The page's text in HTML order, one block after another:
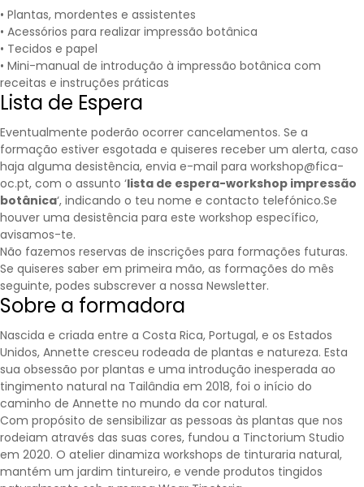
• Plantas, mordentes e assistentes
• Acessórios para realizar impressão botânica
• Tecidos e papel
• Mini-manual de introdução à impressão botânica com
receitas e instruções práticas
Lista de Espera
Eventualmente poderão ocorrer cancelamentos. Se a
formação estiver esgotada e quiseres receber um alerta, caso
haja alguma desistência, envia e-mail para workshop@fica-
oc.pt, com o assunto ‘lista de espera-workshop impressão
botânica‘, indicando o teu nome e contacto telefónico.Se
houver uma desistência para este workshop específico,
avisamos-te.
Não fazemos reservas de inscrições para formações futuras.
Se quiseres saber em primeira mão, as formações do mês
seguinte, podes subscrever a nossa Newsletter.
Sobre a formadora
Nascida e criada entre a Costa Rica, Portugal, e os Estados
Unidos, Annette cresceu rodeada de plantas e natureza. Esta
sua obsessão por plantas e uma introdução inesperada ao
tingimento natural na Tailândia em 2018, foi o início do
caminho de Annette no mundo da cor natural.
Com propósito de sensibilizar as pessoas às plantas que nos
rodeiam através das suas cores, fundou a Tinctorium Studio
em 2020. O atelier dinamiza workshops de tinturaria natural,
mantém um jardim tintureiro, e vende produtos tingidos